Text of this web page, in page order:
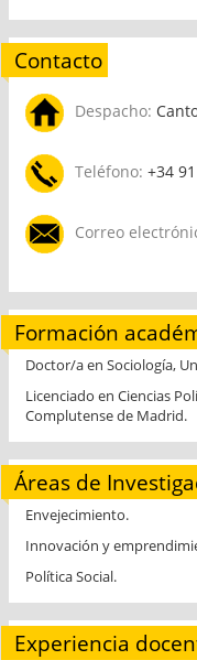
Contacto
Despacho:
Teléfono: +34
Correo
Formación
Doctor/a en Sociología,
Licenciado en Ciencias
Complutense de Madrid.
Áreas de
Envejecimiento.
Innovación y
Política Social.
Experiencia